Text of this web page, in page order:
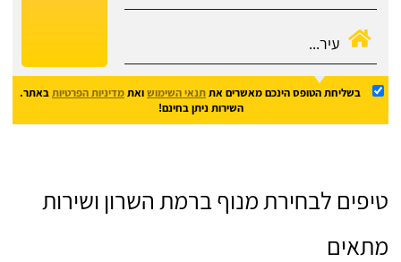
בשליחת הטופס הינכם מאשרים אתתנאי השימושואתמדיניות הפרטיותבאתר.
השירות ניתן בחינם!
טיפים לבחירת מנוף ברמת השרון ושירות
מתאים